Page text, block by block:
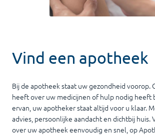
Vind een apotheek
Bij de apotheek staat uw gezondheid voorop.
heeft over uw medicijnen of hulp nodig heeft
ervan, uw apotheker staat altijd voor u klaar.
advies, persoonlijke aandacht en dichtbij huis.
over uw apotheek eenvoudig en snel, op